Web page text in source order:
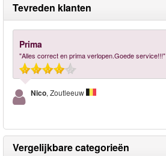
Tevreden klanten
Prima
"Alles correct en prima verlopen.Goede service!!!"
Nico, Zoutleeuw
Vergelijkbare categorieën